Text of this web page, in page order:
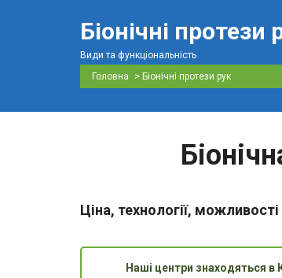
Біонічні протези
Види та функціональність
Головна
> Біонічні протези рук
Ціна, технології,
Наші центри знаходяться в